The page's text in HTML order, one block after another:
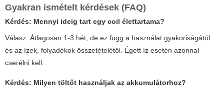
Gyakran ismételt kérdések (FAQ)
Kérdés: Mennyi ideig tart egy coil élettartama?
Válasz: Átlagosan 1-3 hét, de ez függ a használat gyakoriságától
és az ízek, folyadékok összetételétől. Égett íz esetén azonnal
cserélni kell.
Kérdés: Milyen töltőt használjak az akkumulátorhoz?